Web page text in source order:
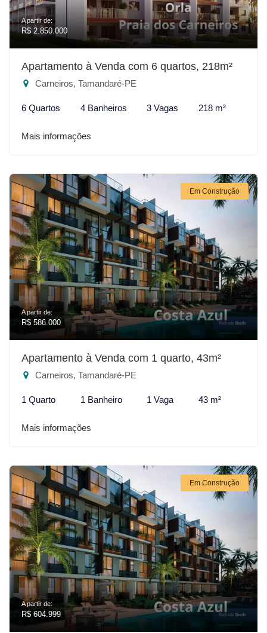
A partir de:
R$ 2.850.000
Apartamento à Venda com 6 quartos, 218m²
Carneiros, Tamandaré-PE
6 Quartos 4 Banheiros 3 Vagas 218 m²
Mais informações
Em Construção
A partir de:
R$ 586.000
Apartamento à Venda com 1 quarto, 43m²
Carneiros, Tamandaré-PE
1 Quarto 1 Banheiro 1 Vaga 43 m²
Mais informações
Em Construção
A partir de:
R$ 604.999